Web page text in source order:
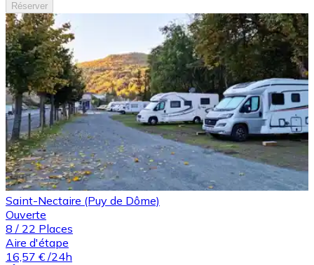
Réserver
Saint-Nectaire (Puy de Dôme)
Ouverte
8 / 22 Places
Aire d'étape
16,57 € /24h